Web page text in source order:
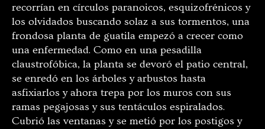
recorrían en círculos paranoicos, esquizofrénicos y
los olvidados buscando solaz a sus tormentos, una
frondosa planta de guatila empezó a crecer como
una enfermedad. Como en una pesadilla
claustrofóbica, la planta se devoró el patio central,
se enredó en los árboles y arbustos hasta
asfixiarlos y ahora trepa por los muros con sus
ramas pegajosas y sus tentáculos espiralados.
Cubrió las ventanas y se metió por los postigos y